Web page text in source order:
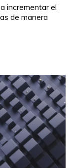
incrementar el
de manera